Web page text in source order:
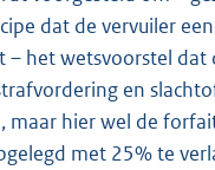
dat de vervuiler
– het wetsvoorstel dat
en
maar hier wel de
met 25% te